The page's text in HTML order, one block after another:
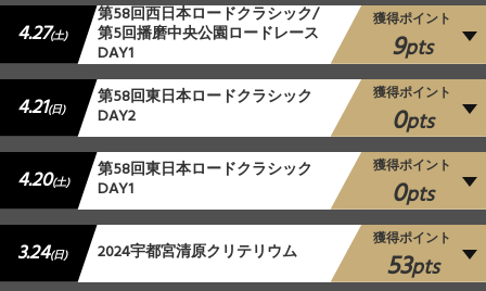
4.27(土)
第58回西日本ロードクラシック/
第5回播磨中央公園ロードレース
DAY1
獲得ポイント
9pts
4.21(日) 第58回東日本ロードクラシック
DAY2
獲得ポイント
0pts
4.20(土) 第58回東日本ロードクラシック
DAY1
獲得ポイント
0pts
3.24(日) 2024宇都宮清原クリテリウム
獲得ポイント
53pts